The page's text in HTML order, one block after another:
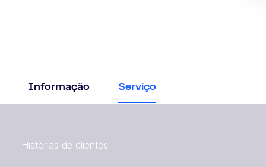
Informação Serviço
Histórias de clientes